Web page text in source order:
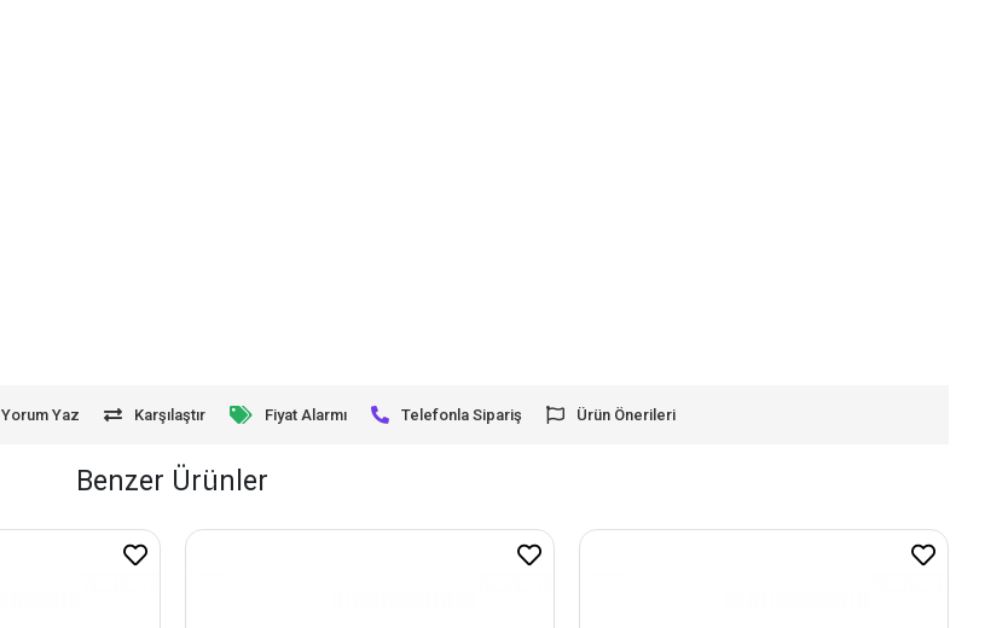
Yorum Yaz Karşılaştır Fiyat Alarmı Telefonla Sipariş Ürün Önerileri
Benzer Ürünler